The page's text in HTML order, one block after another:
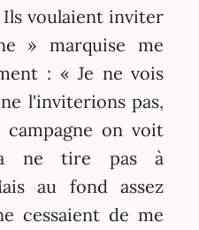
voulaient inviter
» marquise me
: « Je ne vois
l'inviterions pas,
on voit
ne tire pas à
au fond assez
cessaient de me